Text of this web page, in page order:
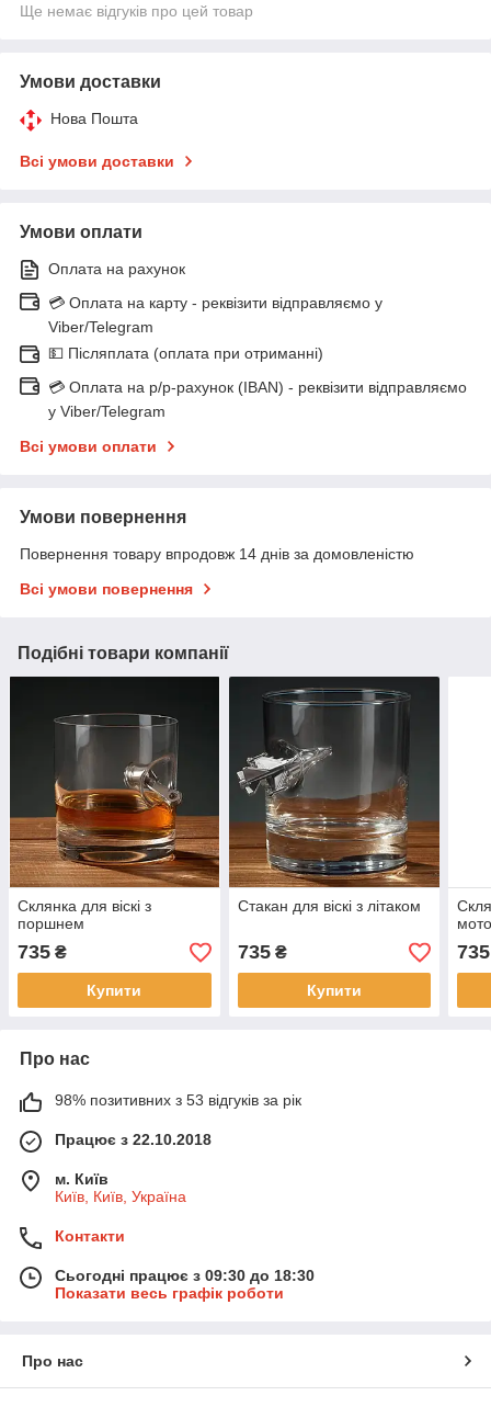
Ще немає відгуків про цей товар
Умови доставки
Нова Пошта
Всі умови доставки
Умови оплати
Оплата на рахунок
💳 Оплата на карту - реквізити відправляємо у
Viber/Telegram
💵 Післяплата (оплата при отриманні)
💳 Оплата на р/р-рахунок (IBAN) - реквізити відправляємо
у Viber/Telegram
Всі умови оплати
Умови повернення
Повернення товару впродовж 14 днів за домовленістю
Всі умови повернення
Подібні товари компанії
Склянка для віскі з
поршнем
735 ₴
Купити
Стакан для віскі з літаком
735₴
Купити
735
Про нас
98% позитивних з 53 відгуків за рік
Працює з 22.10.2018
м. Київ
Київ, Київ, Україна
Контакти
Сьогодні працює з 09:30 до 18:30
Показати весь графік роботи
Про нас